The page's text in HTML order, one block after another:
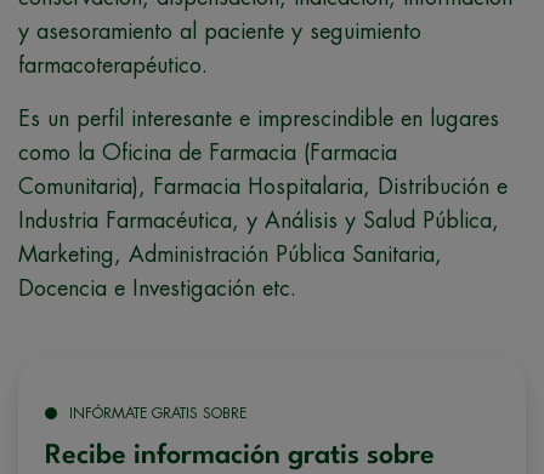
y asesoramiento al paciente y seguimiento
farmacoterapéutico.
Es un perfil interesante e imprescindible en lugares
como la Oficina de Farmacia (Farmacia
Comunitaria), Farmacia Hospitalaria, Distribución e
Industria Farmacéutica, y Análisis y Salud Pública,
Marketing, Administración Pública Sanitaria,
Docencia e Investigación etc.
INFÓRMATE GRATIS SOBRE
Recibe información gratis sobre